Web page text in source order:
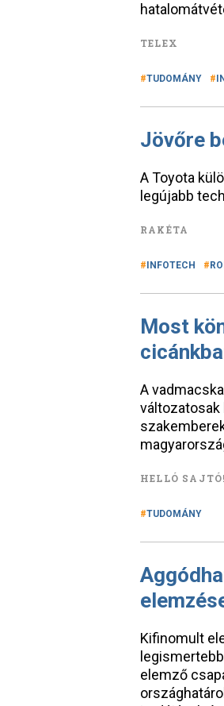
TELEX
TUDOMÁNY
Jövőre
A Toyota
legújabb
RAKÉTA
INFOTECH
Most
A
változatosak
HELLÓ SAJTÓ!
TUDOMÁNY
Kifinomult
elemző